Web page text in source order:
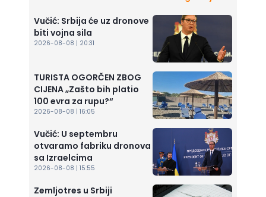
Vučić: Srbija će uz dronove
biti vojna sila
2026-08-08 | 20:31
TURISTA OGORČEN ZBOG
CIJENA „Zašto bih platio
100 evra za rupu?“
2026-08-08 | 16:05
Vučić: U septembru
otvaramo fabriku dronova
sa Izraelcima
2026-08-08 | 15:55
Zemljotres u Srbiji